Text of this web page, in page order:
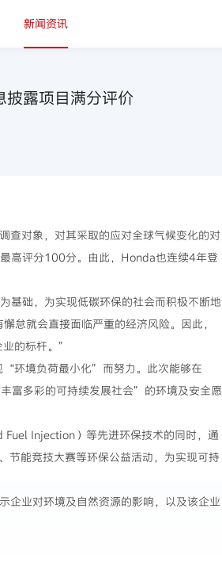
新闻资讯
露项目满分评价
对象，对其采取的应对全球气候变化的对
高评分100分。由此，Honda也连续4年登
基础，为实现低碳环保的社会而积极不断地
怠就会直接面临严重的经济风险。因此，
的标杆。”
“环境负荷最小化”而努力。此次能够在
富多彩的可持续发展社会”的环境及安全愿
Injection）等先进环保技术的同时，通
节能竞技大赛等环保公益活动，为实现可持
企业对环境及自然资源的影响，以及该企业